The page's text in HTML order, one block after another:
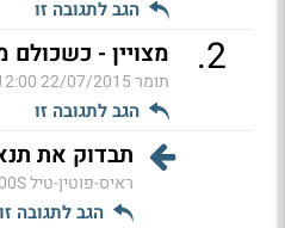
הגב לתגובה זו
2
. מצויין - כשכולם
תומר22/07/2015 12:00
הגב לתגובה זו
תבדוק את
ראיס-פוטין-טיל 400S
הגב לתגובה זו